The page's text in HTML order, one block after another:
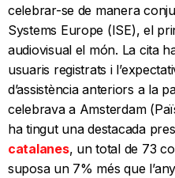
celebrar-se de manera
Systems Europe (ISE), el
audiovisual el món. La cita
usuaris registrats i
d’assistència anteriors a la
celebrava a Amsterdam
ha tingut una destacada
catalanes, un total de 73
suposa un 7% més que